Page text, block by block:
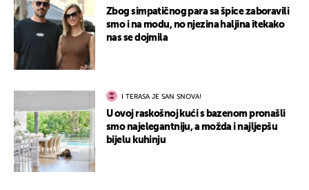
Zbog simpatičnog para sa špice zaboravili
smo i na modu, no njezina haljina itekako
nas se dojmila
I TERASA JE SAN SNOVA!
U ovoj raskošnoj kući s bazenom pronašli
smo najelegantniju, a možda i najljepšu
bijelu kuhinju